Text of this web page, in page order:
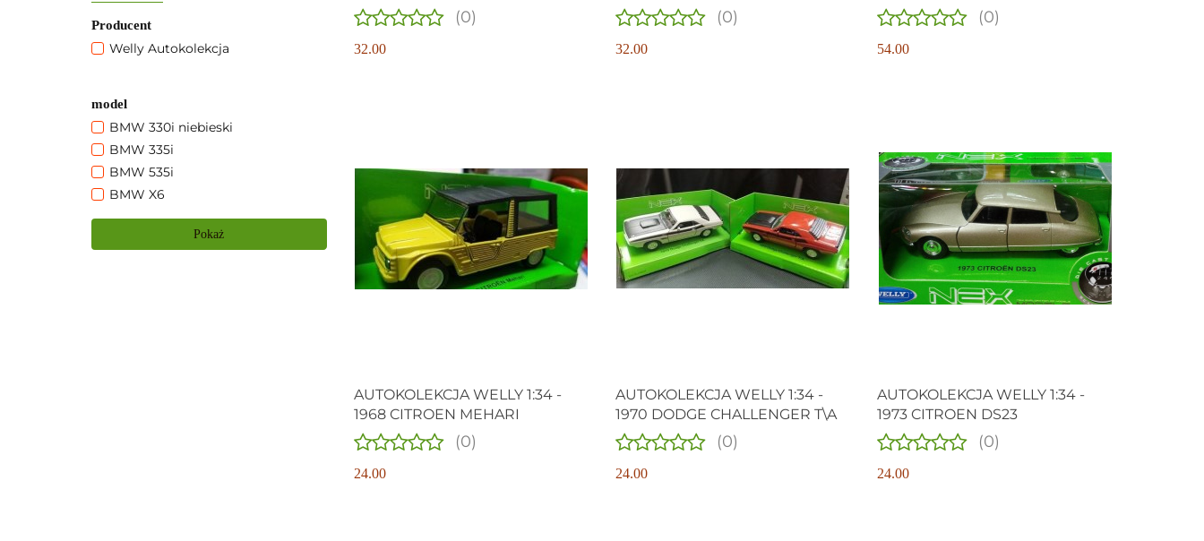
Producent
Welly Autokolekcja
model
BMW 330i niebieski
BMW 335i
BMW 535i
BMW X6
Pokaż
(0)
32.00
(0)
32.00
PRZYCZEPĄ I AUTEM
VOLKSWAGEN BEETLE MODELE
METALOWE
(0)
54.00
AUTOKOLEKCJA WELLY 1:34 -
1968 CITROEN MEHARI
(0)
24.00
AUTOKOLEKCJA WELLY 1:34 -
1970 DODGE CHALLENGER T\A
(0)
24.00
AUTOKOLEKCJA WELLY 1:34 -
1973 CITROEN DS23
(0)
24.00